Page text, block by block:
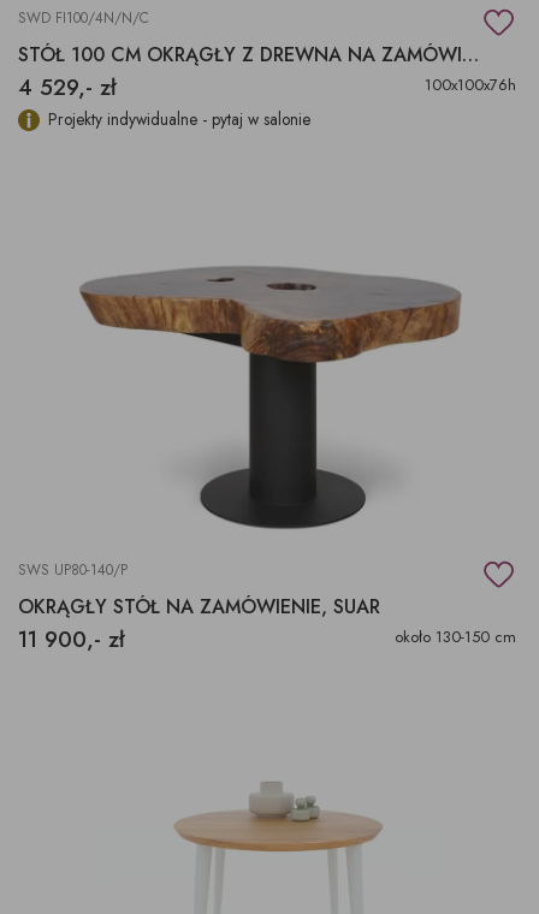
SWD FI100/4N/N/C
STÓŁ 100 CM OKRĄGŁY Z DREWNA NA ZAMÓWIENIE
4 529,- zł 100x100x76h
Projekty indywidualne - pytaj w salonie
SWS UP80-140/P
OKRĄGŁY STÓŁ NA ZAMÓWIENIE, SUAR
11 900,- zł około 130-150 cm